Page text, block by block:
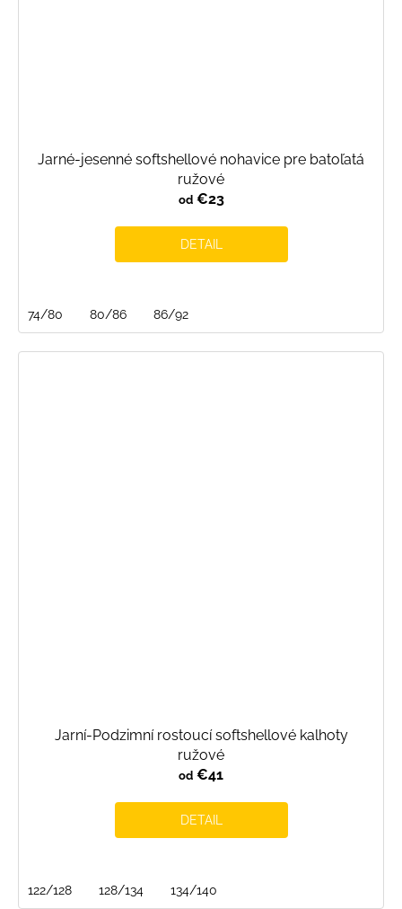
Jarné-jesenné softshellové nohavice pre batoľatá
ružové
od€23
DETAIL
74/80 80/86 86/92
Jarní-Podzimní rostoucí softshellové kalhoty
ružové
od €41
DETAIL
122/128 128/134 134/140